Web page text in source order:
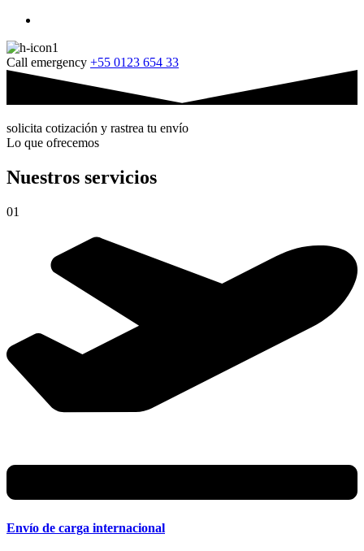
Call emergency +55 0123 654 33
solicita cotización y rastrea tu envío
Lo que ofrecemos
Nuestros servicios
01
Envío de carga internacional